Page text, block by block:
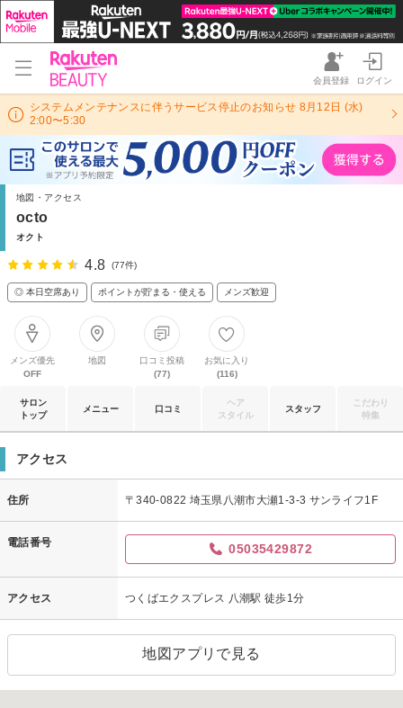
会員登録 ログイン
システムメンテナンスに伴うサービス停止のお知らせ 8月12日 (水)
2:00〜5:30
地図・アクセス
octo
オクト
4.8 (77件)
◎ 本日空席あり ポイントが貯まる・使える メンズ歓迎
メンズ優先
OFF
地図
口コミ投稿
(77)
お気に入り
(116)
サロン
トップ
メニュー 口コミ
ヘア
スタイル
スタッフ
こだわり
特集
アクセス
住所 〒340-0822 埼玉県八潮市大瀬1-3-3 サンライフ1F
電話番号 05035429872
アクセス つくばエクスプレス 八潮駅 徒歩1分
地図アプリで見る